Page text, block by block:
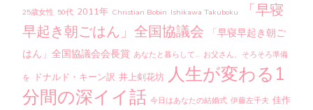
25歳女性 50代 2011年 Christian Bobin Ishikawa Takuboku
「早寝
早起き朝ごはん」全国協議会
「早寝早起き朝ご
はん」全国協議会会長賞 あなたと暮らして… お父さん、そろそろ準備
を ドナルド・キーン訳 井上剣花坊 人生が変わる1
分間の深イイ話 今日はあなたの結婚式 伊藤左千夫 佳作